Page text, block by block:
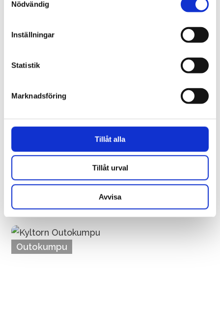
Nödvändig
Inställningar
Statistik
Marknadsföring
Tillåt alla
Tillåt urval
Avvisa
AstraZeneca
Outokumpu